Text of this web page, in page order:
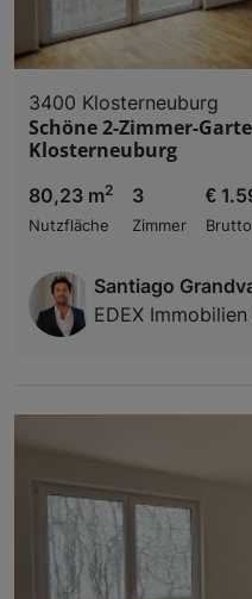
3400 Klosterneuburg
Schöne 2-Zimmer-
Klosterneuburg
80,23 m2
Nutzfläche
3
Zimmer
€
Santiago
EDEX